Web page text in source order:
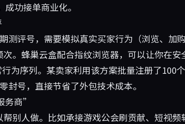
功接单商业化。
测评号，需要模拟真实买家行为（浏览、加
。蜂巢云盒配合指纹浏览器，可以让你在安
为序列。某卖家利用该方案批量注册了100
封号，直接节省了外包技术成本。
务商”
别人做。比如承接游戏公会刷贡献、短视